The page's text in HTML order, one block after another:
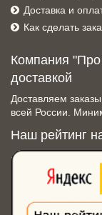
Доставка и
Как сделать
Компания
доставкой
Доставляем заказы
всей России.
Наш рейтинг